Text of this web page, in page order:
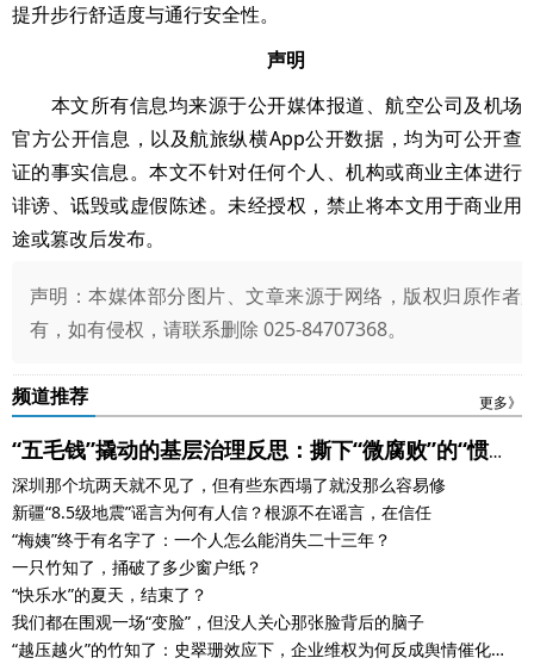
提升步行舒适度与通行安全性。
声明
本文所有信息均来源于公开媒体报道、航空公司及机场
官方公开信息，以及航旅纵横App公开数据，均为可公开查
证的事实信息。本文不针对任何个人、机构或商业主体进行
诽谤、诋毁或虚假陈述。未经授权，禁止将本文用于商业用
途或篡改后发布。
声明：本媒体部分图片、文章来源于网络，版权归原作者
有，如有侵权，请联系删除 025-84707368。
频道推荐 更多》
“五毛钱”撬动的基层治理反思：撕下“微腐败”的“惯
例”遮羞布
深圳那个坑两天就不见了，但有些东西塌了就没那么容易修
新疆“8.5级地震”谣言为何有人信？根源不在谣言，在信任
“梅姨”终于有名字了：一个人怎么能消失二十三年？
一只竹知了，捅破了多少窗户纸？
“快乐水”的夏天，结束了？
我们都在围观一场“变脸”，但没人关心那张脸背后的脑子
“越压越火”的竹知了：史翠珊效应下，企业维权为何反成舆情催化